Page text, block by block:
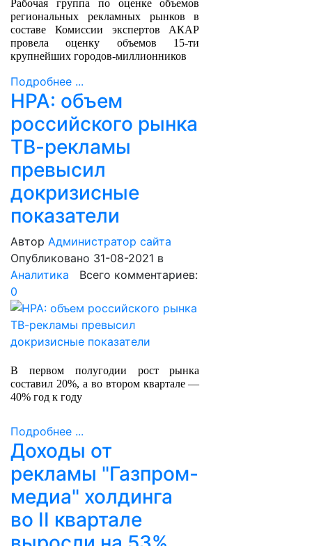
Рабочая группа по оценке объемов
региональных рекламных рынков в
составе Комиссии экспертов АКАР
провела оценку объемов 15-ти
крупнейших городов-миллионников
Подробнее ...
НРА: объем
российского рынка
ТВ-рекламы
превысил
докризисные
показатели
Автор Администратор сайта
Опубликовано 31-08-2021 в
Аналитика Всего комментариев:
0
В первом полугодии рост рынка
составил 20%, а во втором квартале —
40% год к году
Подробнее ...
Доходы от
рекламы "Газпром-
медиа" холдинга
во II квартале